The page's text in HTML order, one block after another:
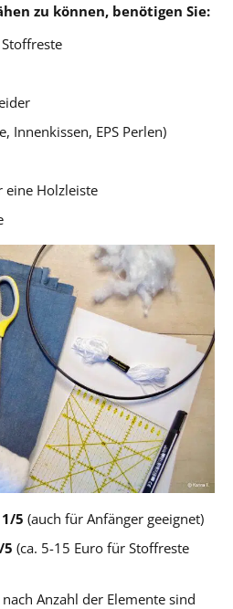
zu können, benötigen Sie:
Innenkissen, EPS Perlen)
eine Holzleiste
1/5(auch für Anfänger geeignet)
5(ca. 5-15 Euro für Stoffreste
nach Anzahl der Elemente sind